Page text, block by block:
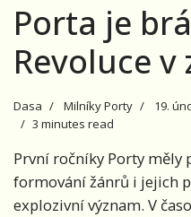
Porta je
Revoluce v
Dasa Milníky Porty 19.
3 minutes read
První ročníky Porty měly
formování žánrů i jejich
explozivní význam. V